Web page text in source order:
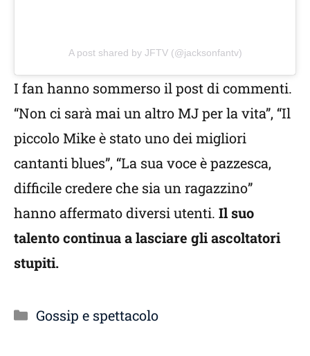
A post shared by JFTV (@jacksonfantv)
I fan hanno sommerso il post di commenti.
“Non ci sarà mai un altro MJ per la vita”, “Il
piccolo Mike è stato uno dei migliori
cantanti blues”, “La sua voce è pazzesca,
difficile credere che sia un ragazzino”
hanno affermato diversi utenti. Il suo
talento continua a lasciare gli ascoltatori
stupiti.
Categorie
Gossip e spettacolo